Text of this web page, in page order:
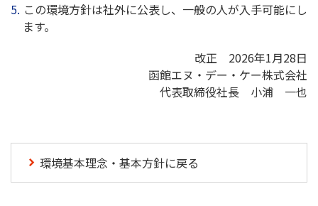
この環境方針は社外に公表し、一般の人が入手可能にし
ます。
改正 2026年1月28日
函館エヌ・デー・ケー株式会社
代表取締役社長 小浦 一也
環境基本理念・基本方針に戻る